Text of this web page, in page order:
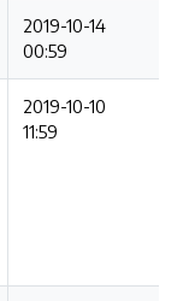
2019-10-14
00:59
2019-10-10
11:59